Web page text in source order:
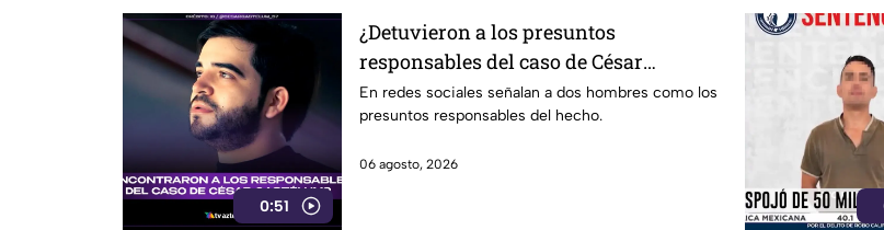
0:51
¿Detuvieron a los presuntos
responsables del caso de César
Gastélum? Esto sabemos
En redes sociales señalan a dos hombres como los
presuntos responsables del hecho.
06 agosto, 2026